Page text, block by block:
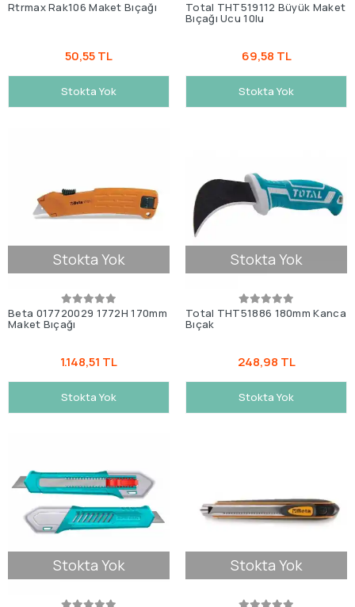
Rtrmax Rak106 Maket Bıçağı
50,55 TL
Stokta Yok
Total THT519112 Büyük Maket
Bıçağı Ucu 10lu
69,58 TL
Stokta Yok
Stokta Yok
Beta 017720029 1772H 170mm
Maket Bıçağı
1.148,51 TL
Stokta Yok
Stokta Yok
Total THT51886 180mm Kanca
Bıçak
248,98 TL
Stokta Yok
Stokta Yok Stokta Yok